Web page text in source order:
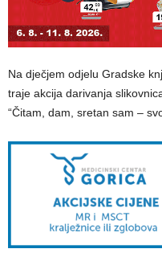
Na dječjem odjelu Gradske
traje akcija darivanja
“Čitam, dam, sretan sam –